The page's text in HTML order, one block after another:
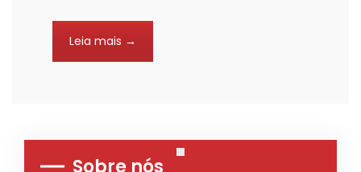
Leia mais →
Sobre nós